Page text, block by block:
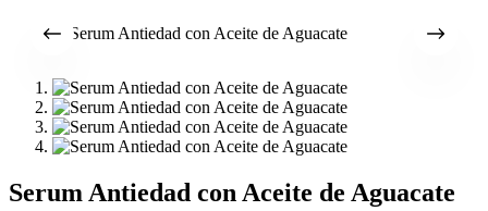
Serum Antiedad con Aceite de Aguacate